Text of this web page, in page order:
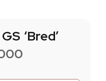
‘Bred’